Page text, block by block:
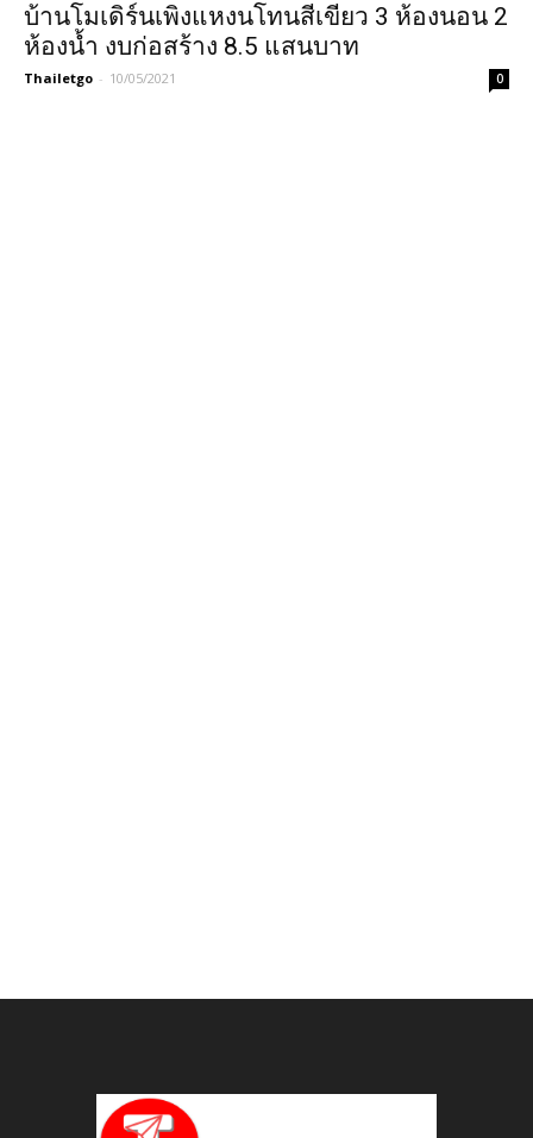
บ้านโมเดิร์นเพิงแหงนโทนสีเขียว 3 ห้องนอน 2
ห้องน้ำ งบก่อสร้าง 8.5 แสนบาท
Thailetgo - 10/05/2021 0